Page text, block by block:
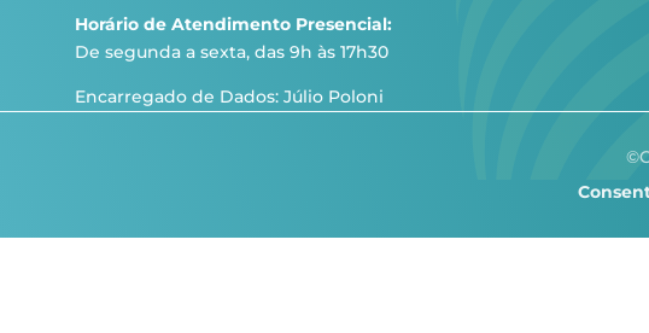
Horário de Atendimento Presencial:
De segunda a sexta, das 9h às 17h30
Encarregado de Dados: Júlio Poloni